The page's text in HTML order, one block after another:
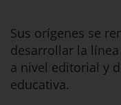
Sus orígenes se
desarrollar la línea
a nivel editorial y
educativa.